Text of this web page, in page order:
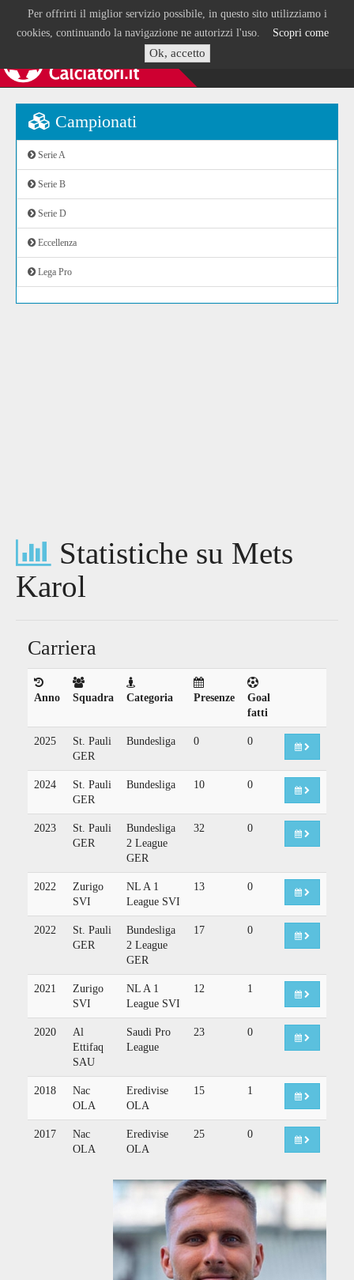
Per offrirti il miglior servizio possibile, in questo sito utilizziamo i
cookies, continuando la navigazione ne autorizzi l'uso. Scopri come
Ok, accetto
Campionati
Serie A
Serie B
Serie D
Eccellenza
Lega Pro
Statistiche su Mets
Karol
Carriera
Anno Squadra Categoria Presenze
Goal
fatti
2025
St. Pauli
GER
Bundesliga 0 0
2024
St. Pauli
GER
Bundesliga 10 0
2023
St. Pauli
GER
Bundesliga
2 League
GER
32 0
2022
Zurigo
SVI
NL A 1
League SVI
13 0
2022
St. Pauli
GER
Bundesliga
2 League
GER
17 0
2021
Zurigo
SVI
NL A 1
League SVI
12 1
2020
Al
Ettifaq
SAU
Saudi Pro
League
23 0
2018
Nac
OLA
Eredivise
OLA
15 1
2017
Nac
OLA
Eredivise
OLA
25 0